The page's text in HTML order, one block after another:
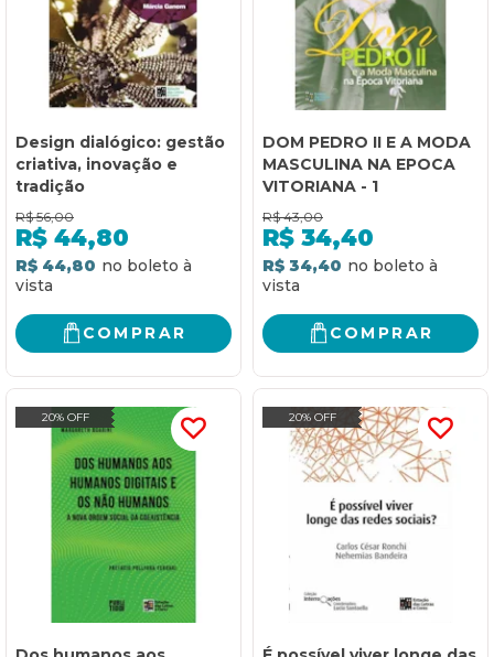
Design dialógico: gestão
criativa, inovação e
tradição
R$ 56,00
R$ 44,80
R$ 44,80
COMPRAR
DOM PEDRO II E A MODA
MASCULINA NA EPOCA
VITORIANA - 1
R$ 43,00
R$ 34,40
R$ 34,40
COMPRAR
20% OFF 20% OFF